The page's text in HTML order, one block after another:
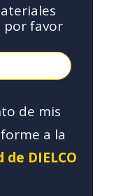
por favor
de mis
a la
DIELCO